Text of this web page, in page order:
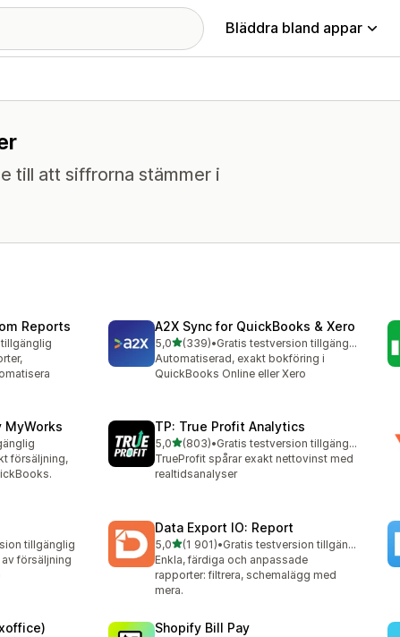
Bläddra bland appar
till att siffrorna stämmer i
Reports A2X Sync for QuickBooks & Xero
5,0av 5 stjärnor
(339)
339 recensioner totalt
•
Gratis testversion tillgänglig
Automatiserad, exakt bokföring i
QuickBooks Online eller Xero
MyWorks
försäljning,
TP: True Profit Analytics
5,0av 5 stjärnor
(803)
803 recensioner totalt
•
Gratis testversion tillgänglig
TrueProfit spårar exakt nettovinst med
realtidsanalyser
tillgänglig
försäljning
Data Export IO: Report
5,0av 5 stjärnor
(1 901)
1901 recensioner totalt
•
Gratis testversion tillgänglig
Enkla, färdiga och anpassade
rapporter: filtrera, schemalägg med
mera.
Shopify Bill Pay